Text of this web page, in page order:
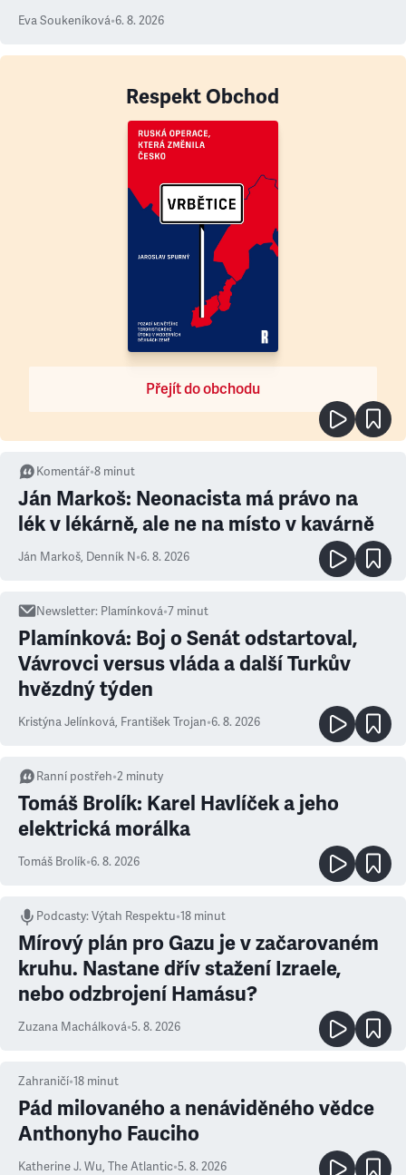
Eva Soukeníková•6. 8. 2026
Respekt Obchod
Přejít do obchodu
Komentář•8 minut
Ján Markoš: Neonacista má právo na
lék v lékárně, ale ne na místo v kavárně
Ján Markoš, Denník N•6. 8. 2026
Newsletter: Plamínková•7 minut
Plamínková: Boj o Senát odstartoval,
Vávrovci versus vláda a další Turkův
hvězdný týden
Kristýna Jelínková, František Trojan•6. 8. 2026
Ranní postřeh•2 minuty
Tomáš Brolík: Karel Havlíček a jeho
elektrická morálka
Tomáš Brolík•6. 8. 2026
Podcasty:Výtah Respektu•18 minut
Mírový plán pro Gazu je v začarovaném
kruhu. Nastane dřív stažení Izraele,
nebo odzbrojení Hamásu?
Zuzana Machálková•5. 8. 2026
Zahraničí•18 minut
Pád milovaného a nenáviděného vědce
Anthonyho Fauciho
Katherine J. Wu, The Atlantic•5. 8. 2026